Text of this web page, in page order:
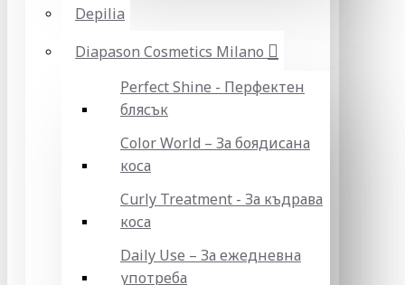
Depilia
Diapason Cosmetics Milano
Perfect Shine - Перфектен
блясък
Color World – За боядисана
коса
Curly Treatment - За къдрава
коса
Daily Use – За ежедневна
употреба